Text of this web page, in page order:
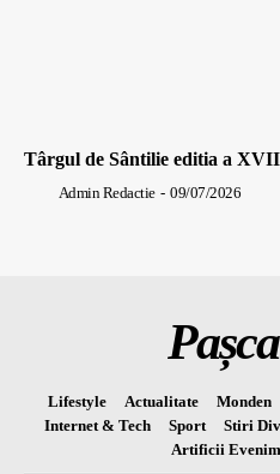
Târgul de Sântilie editia a
Admin Redactie - 09/07/2026
Lifestyle Actualitate Monden
Internet & Tech
Sport Stiri
Artificii